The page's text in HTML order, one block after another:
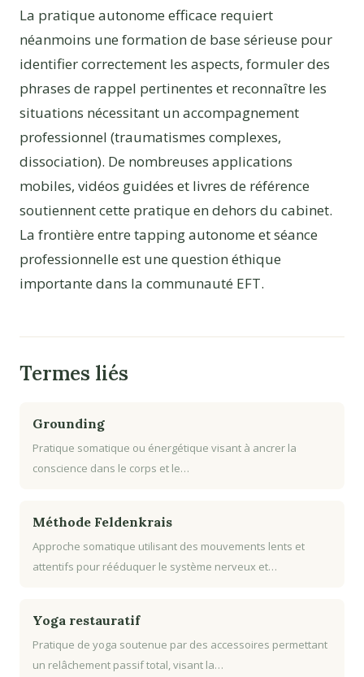
La pratique autonome efficace requiert
néanmoins une formation de base sérieuse pour
identifier correctement les aspects, formuler des
phrases de rappel pertinentes et reconnaître les
situations nécessitant un accompagnement
professionnel (traumatismes complexes,
dissociation). De nombreuses applications
mobiles, vidéos guidées et livres de référence
soutiennent cette pratique en dehors du cabinet.
La frontière entre tapping autonome et séance
professionnelle est une question éthique
importante dans la communauté EFT.
Termes liés
Grounding
Pratique somatique ou énergétique visant à ancrer la
conscience dans le corps et le…
Méthode Feldenkrais
Approche somatique utilisant des mouvements lents et
attentifs pour rééduquer le système nerveux et…
Yoga restauratif
Pratique de yoga soutenue par des accessoires permettant
un relâchement passif total, visant la…